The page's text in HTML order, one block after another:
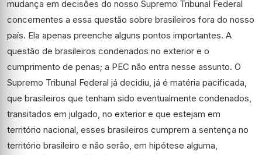
mudança em decisões do nosso Supremo Tribunal Federal
concernentes a essa questão sobre brasileiros fora do nosso
país. Ela apenas preenche alguns pontos importantes. A
questão de brasileiros condenados no exterior e o
cumprimento de penas; a PEC não entra nesse assunto. O
Supremo Tribunal Federal já decidiu, já é matéria pacificada,
que brasileiros que tenham sido eventualmente condenados,
transitados em julgado, no exterior e que estejam em
território nacional, esses brasileiros cumprem a sentença no
território brasileiro e não serão, em hipótese alguma,